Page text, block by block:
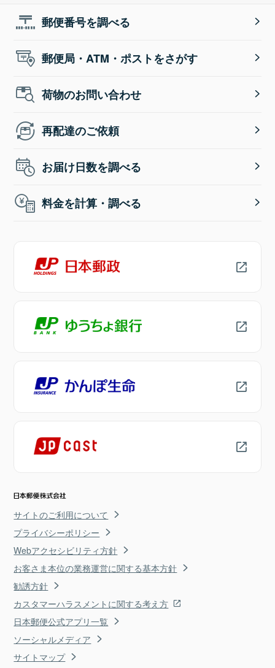
郵便番号を調べる
郵便局・ATM・ポストをさがす
荷物のお問い合わせ
再配達のご依頼
お届け日数を調べる
料金を計算・調べる
サイトのご利用について
プライバシーポリシー
Webアクセシビリティ方針
お客さま本位の業務運営に関する基本方針
勧誘方針
カスタマーハラスメントに関する考え方
日本郵便公式アプリ一覧
ソーシャルメディア
サイトマップ